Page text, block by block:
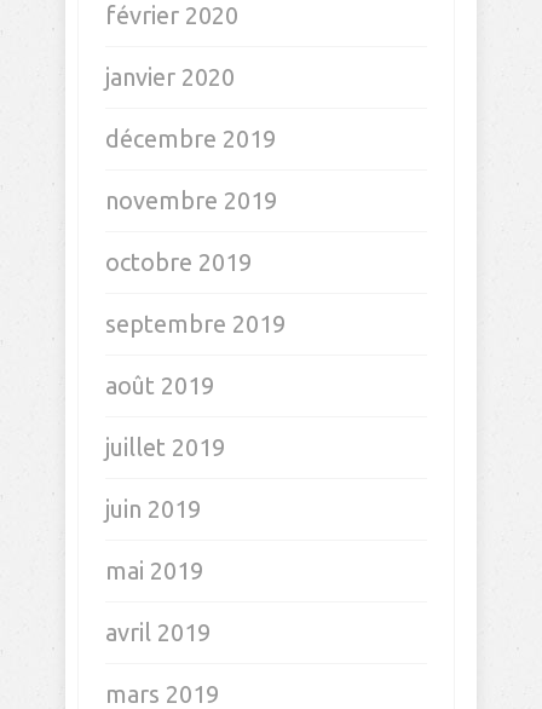
février 2020
janvier 2020
décembre 2019
novembre 2019
octobre 2019
septembre 2019
août 2019
juillet 2019
juin 2019
mai 2019
avril 2019
mars 2019